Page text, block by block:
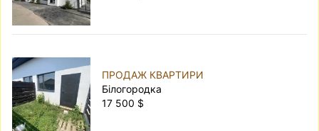
ПРОДАЖ КВАРТИРИ
Білогородка
17 500 $